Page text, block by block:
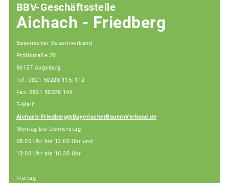
BBV-Geschäftsstelle
Aichach - Friedberg
Bayerischer Bauernverband
Pröllstraße 20
86157 Augsburg
Tel: 0821 50228 115, 112
Fax: 0821 50228 149
E-Mail:
Aichach-Friedberg@BayerischerBauernVerband.de
Montag bis Donnerstag
08:00 Uhr bis 12:00 Uhr und
13:00 Uhr bis 16:30 Uhr
Freitag